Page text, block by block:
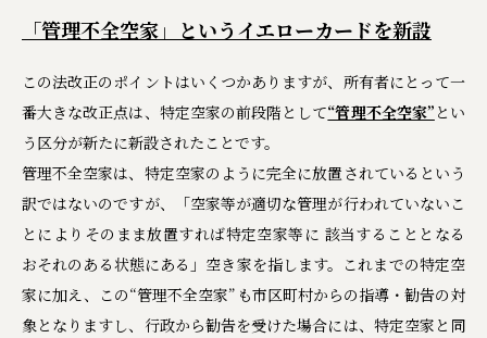
「管理不全空家」というイエローカードを新設
この法改正のポイントはいくつかありますが、所有者にとって一
番大きな改正点は、特定空家の前段階として“管理不全空家” とい
う区分が新たに新設されたことです。
管理不全空家は、特定空家のように完全に放置されているという
訳ではないのですが、「空家等が適切な管理が行われていないこ
とによりそのまま放置すれば特定空家等に 該当することとなる
おそれのある状態にある」空き家を指します。これまでの特定空
家に加え、この“管理不全空家”も市区町村からの指導・勧告の対
象となりますし、行政から勧告を受けた場合には、特定空家と同